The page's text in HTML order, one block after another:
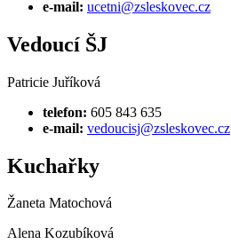
e-mail: ucetni@zsleskovec.cz
Vedoucí ŠJ
Patricie Juříková
telefon: 605 843 635
e-mail: vedoucisj@zsleskovec.cz
Kuchařky
Žaneta Matochová
Alena Kozubíková